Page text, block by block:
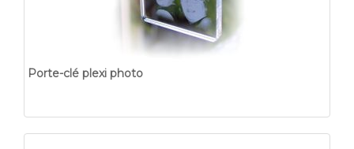
Porte-clé plexi photo